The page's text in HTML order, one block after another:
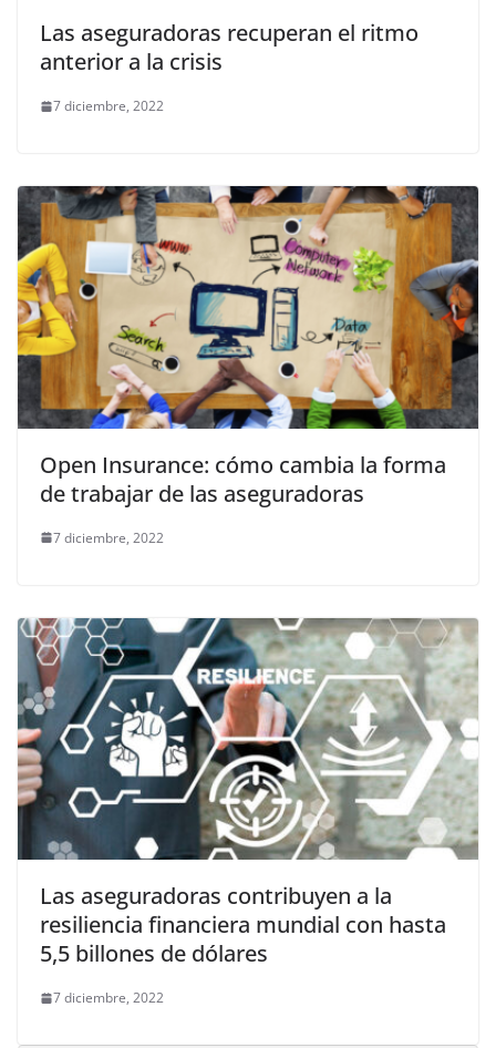
Las aseguradoras recuperan el ritmo
anterior a la crisis
7 diciembre, 2022
Open Insurance: cómo cambia la forma
de trabajar de las aseguradoras
7 diciembre, 2022
Las aseguradoras contribuyen a la
resiliencia financiera mundial con hasta
5,5 billones de dólares
7 diciembre, 2022